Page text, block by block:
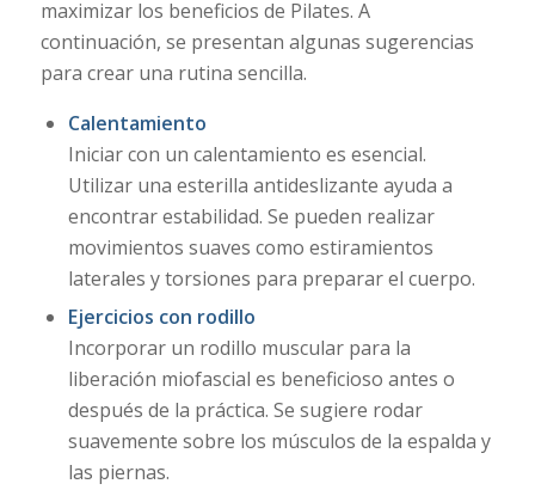
maximizar los beneficios de Pilates. A
continuación, se presentan algunas sugerencias
para crear una rutina sencilla.
Calentamiento
Iniciar con un calentamiento es esencial.
Utilizar una esterilla antideslizante ayuda a
encontrar estabilidad. Se pueden realizar
movimientos suaves como estiramientos
laterales y torsiones para preparar el cuerpo.
Ejercicios con rodillo
Incorporar un rodillo muscular para la
liberación miofascial es beneficioso antes o
después de la práctica. Se sugiere rodar
suavemente sobre los músculos de la espalda y
las piernas.